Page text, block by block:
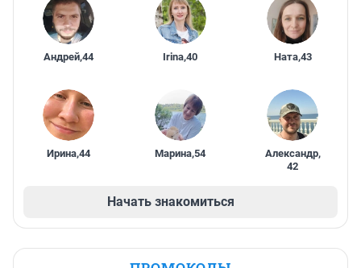
Андрей,44 Irina,40 Ната,43
Ирина,44 Марина,54 Александр,
42
Начать знакомиться